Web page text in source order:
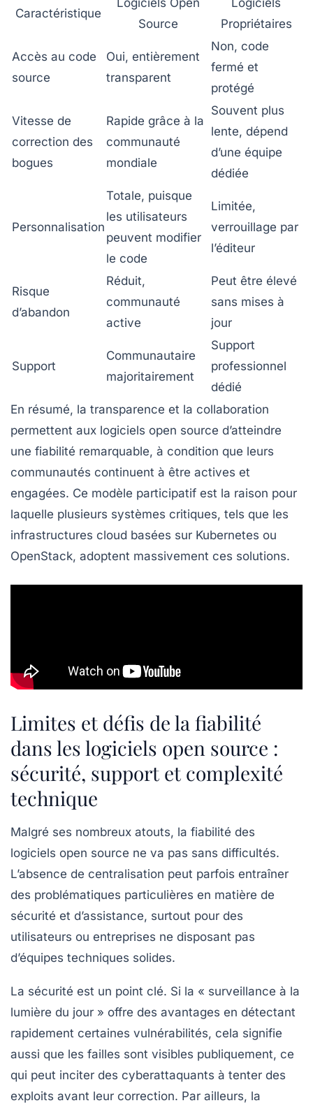
Caractéristique
Logiciels Open
Source
Logiciels
Propriétaires
Accès au code
source
Oui, entièrement
transparent
Non, code
fermé et
protégé
Vitesse de
correction des
bogues
Rapide grâce à la
communauté
mondiale
Souvent plus
lente, dépend
d’une équipe
dédiée
Personnalisation
Totale, puisque
les utilisateurs
peuvent modifier
le code
Limitée,
verrouillage par
l’éditeur
Risque
d’abandon
Réduit,
communauté
active
Peut être élevé
sans mises à
jour
Support
Communautaire
majoritairement
Support
professionnel
dédié
En résumé, la transparence et la collaboration
permettent aux logiciels open source d’atteindre
une fiabilité remarquable, à condition que leurs
communautés continuent à être actives et
engagées. Ce modèle participatif est la raison pour
laquelle plusieurs systèmes critiques, tels que les
infrastructures cloud basées sur Kubernetes ou
OpenStack, adoptent massivement ces solutions.
Limites et défis de la fiabilité
dans les logiciels open source :
sécurité, support et complexité
technique
Malgré ses nombreux atouts, la fiabilité des
logiciels open source ne va pas sans difficultés.
L’absence de centralisation peut parfois entraîner
des problématiques particulières en matière de
sécurité et d’assistance, surtout pour des
utilisateurs ou entreprises ne disposant pas
d’équipes techniques solides.
La sécurité est un point clé. Si la « surveillance à la
lumière du jour » offre des avantages en détectant
rapidement certaines vulnérabilités, cela signifie
aussi que les failles sont visibles publiquement, ce
qui peut inciter des cyberattaquants à tenter des
exploits avant leur correction. Par ailleurs, la